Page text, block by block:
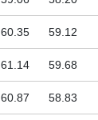
60.35 59.12
61.14 59.68
60.87 58.83